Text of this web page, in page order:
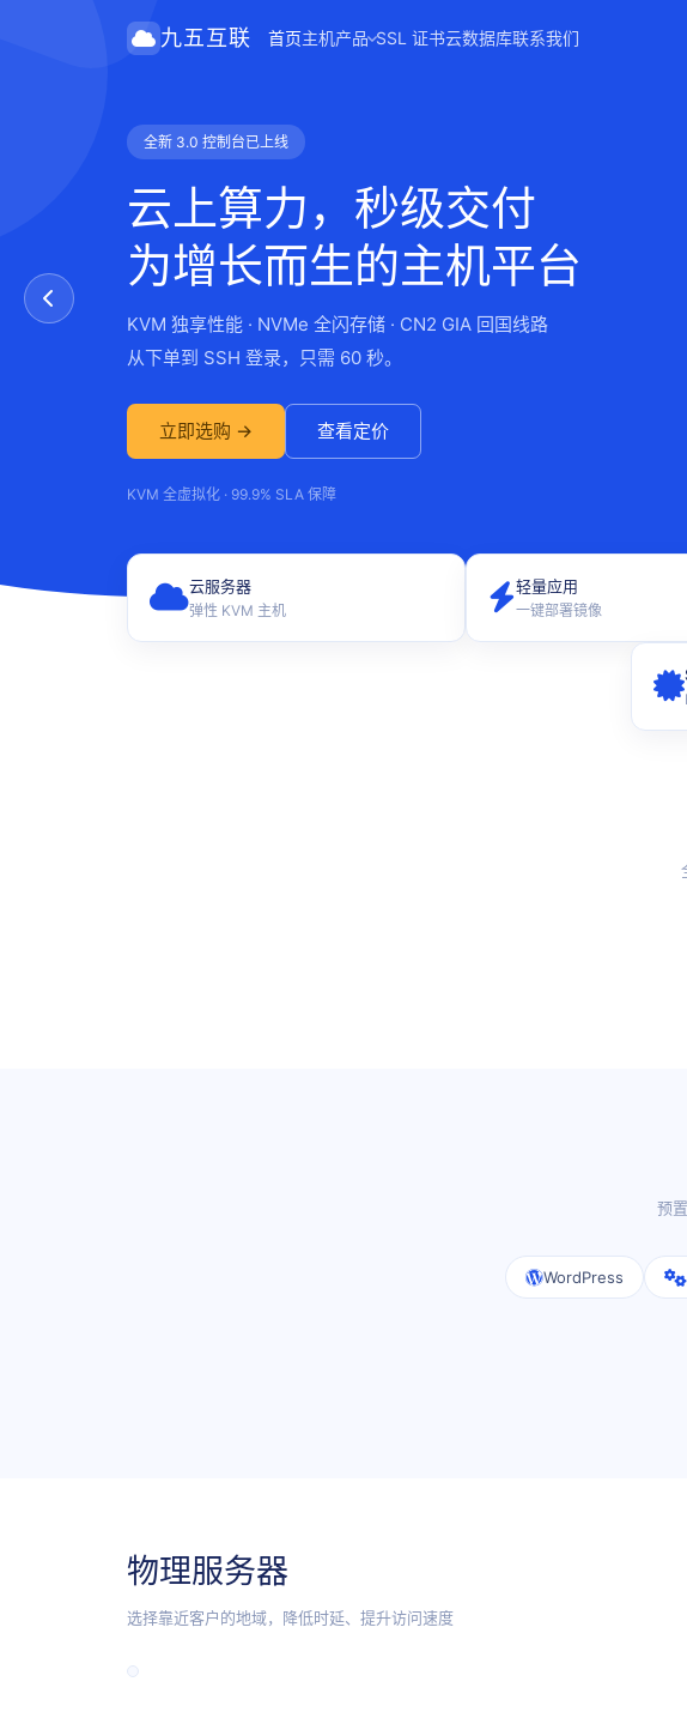
九五互联 首页主机产品 SSL 证书云数据库联系我们
全新 3.0 控制台已上线
云上算力，秒级交付
为增长而生的主机平台
KVM 独享性能 · NVMe 全闪存储 · CN2 GIA 回国线路
从下单到 SSH 登录，只需 60 秒。
立即选购 → 查看定价
KVM 全虚拟化 · 99.9% SLA 保障
虚拟主机 · 免备案
快速建站
新手也能三分钟上线
可视化面板管理，一键部署 WordPress
免备案，赠 SSL，绑定多域名。
立即建站 → 查看套餐
多节点 · 送数据库与流量
SSL 证书 · 全站 HTTPS
给网站加把锁
数据加密，浏览器信任
DV / OV / EV 全类型证书，最快分钟级签发
防劫持、防篡改，还能提升搜索排名。
申请证书 → 免费试用
支持通配符 · 多域名 SAN · 一键部署续期
云服务器
弹性 KVM 主机
轻量应用
一键部署镜像
预
WordPress
物理服务器
选择靠近客户的地域，降低时延、提升访问速度